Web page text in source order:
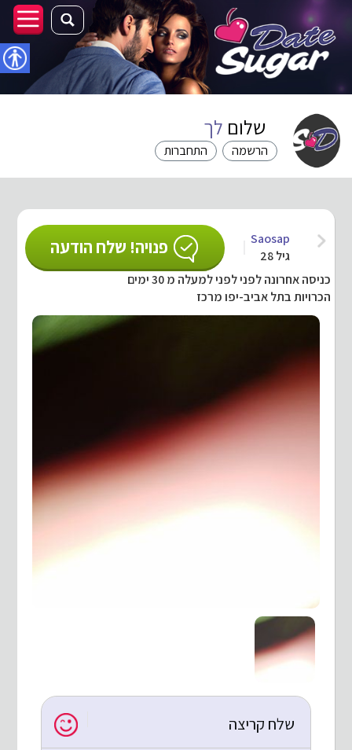
שלום לך
התחברות הרשמה
פנויה! שלח הודעה
Saosap
גיל 28
כניסה אחרונה לפני לפני למעלה מ 30 ימים
הכרויות בתל אביב-יפו מרכז
שלח קריצה